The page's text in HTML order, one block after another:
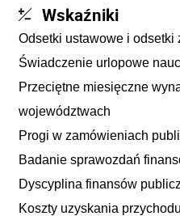
Wskaźniki
Odsetki ustawowe i odsetki
Świadczenie urlopowe
Przeciętne miesięczne
województwach
Progi w zamówieniach
Badanie sprawozdań
Dyscyplina finansów
Koszty uzyskania przychodu